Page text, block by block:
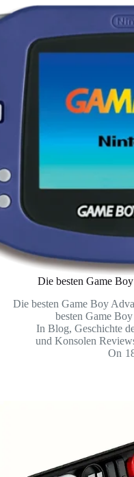
Die besten Game
Die besten Game Boy
besten Game
In Blog,Geschichte
und Konsolen
On